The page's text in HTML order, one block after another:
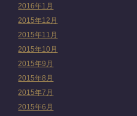
2016年1月
2015年12月
2015年11月
2015年10月
2015年9月
2015年8月
2015年7月
2015年6月